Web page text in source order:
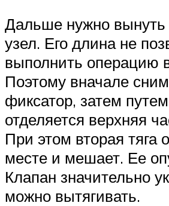
Дальше нужно вынуть
узел. Его длина не
выполнить операцию
Поэтому вначале
фиксатор, затем
отделяется верхняя
При этом вторая тяга
месте и мешает. Ее
Клапан значительно
можно вытягивать.